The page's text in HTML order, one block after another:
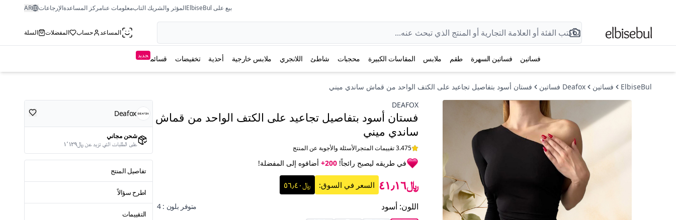
بيع على ElbiseBul المؤثر والشريك التابمعلومات عنامركز المساعدةالإرجاعات AR
المساعد حساب المفضلات السلة
فساتين فساتين السهرة طقم ملابس المقاسات الكبيرة محجبات شاطئ اللانجري ملابس خارجية أحذية تخفيضات قسائم جديد
ElbiseBul فساتين Deafox فساتين
فستان أسود بتفاصيل تجاعيد على الكتف الواحد من قماش ساندي ميني
DEAFOX
فستان أسود بتفاصيل تجاعيد على الكتف الواحد من قماش
ساندي ميني
3.475 تقييمات المتجر الأسئلة والأجوبة عن المنتج
في طريقه ليصبح رائجاً! 200+ أضافوه إلى المفضلة!
﷼٤١٫١٦ السعر في السوق: ﷼٥٦٫٤٠
اللون: أسود متوفر بلون : 4
Deafox
شحن مجاني
على الطلبات التي تزيد عن ﷼١٬١٢٩
تفاصيل المنتج
اطرح سؤالاً
التقييمات